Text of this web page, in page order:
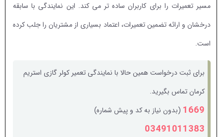
مسیر تعمیرات را برای کاربران ساده تر می کند. این نمایندگی با سابقه
درخشان و ارائه تضمین تعمیرات، اعتماد بسیاری از مشتریان را جلب کرده
است.
برای ثبت درخواست همین حالا با نمایندگی تعمیر کولر گازی استریم
کرمان تماس بگیرید.
1669 (بدون نیاز به کد و پیش شماره)
03491011383